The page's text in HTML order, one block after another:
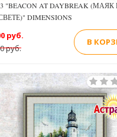
"BEACON AT DAYBREAK
DIMENSIONS
руб.
руб.
В